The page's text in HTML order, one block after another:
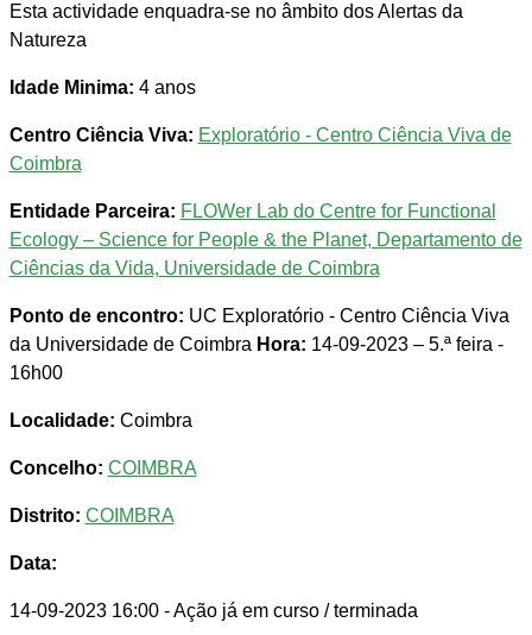
Esta actividade enquadra-se no âmbito dos Alertas da
Natureza
Idade Minima: 4 anos
Centro Ciência Viva: Exploratório - Centro Ciência Viva de
Coimbra
Entidade Parceira: FLOWer Lab do Centre for Functional
Ecology – Science for People & the Planet, Departamento de
Ciências da Vida, Universidade de Coimbra
Ponto de encontro: UC Exploratório - Centro Ciência Viva
da Universidade de Coimbra Hora: 14-09-2023 – 5.ª feira -
16h00
Localidade: Coimbra
Concelho: COIMBRA
Distrito: COIMBRA
Data:
14-09-2023 16:00 - Ação já em curso / terminada